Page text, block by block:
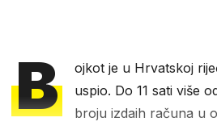
B
ojkot je u Hrvatskoj
uspio. Do 11 sati više
broju izdaih računa u